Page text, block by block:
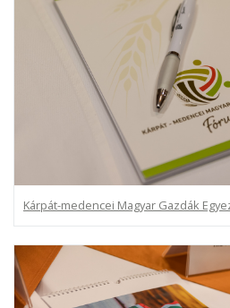
Kárpát-medencei Magyar Gazdák